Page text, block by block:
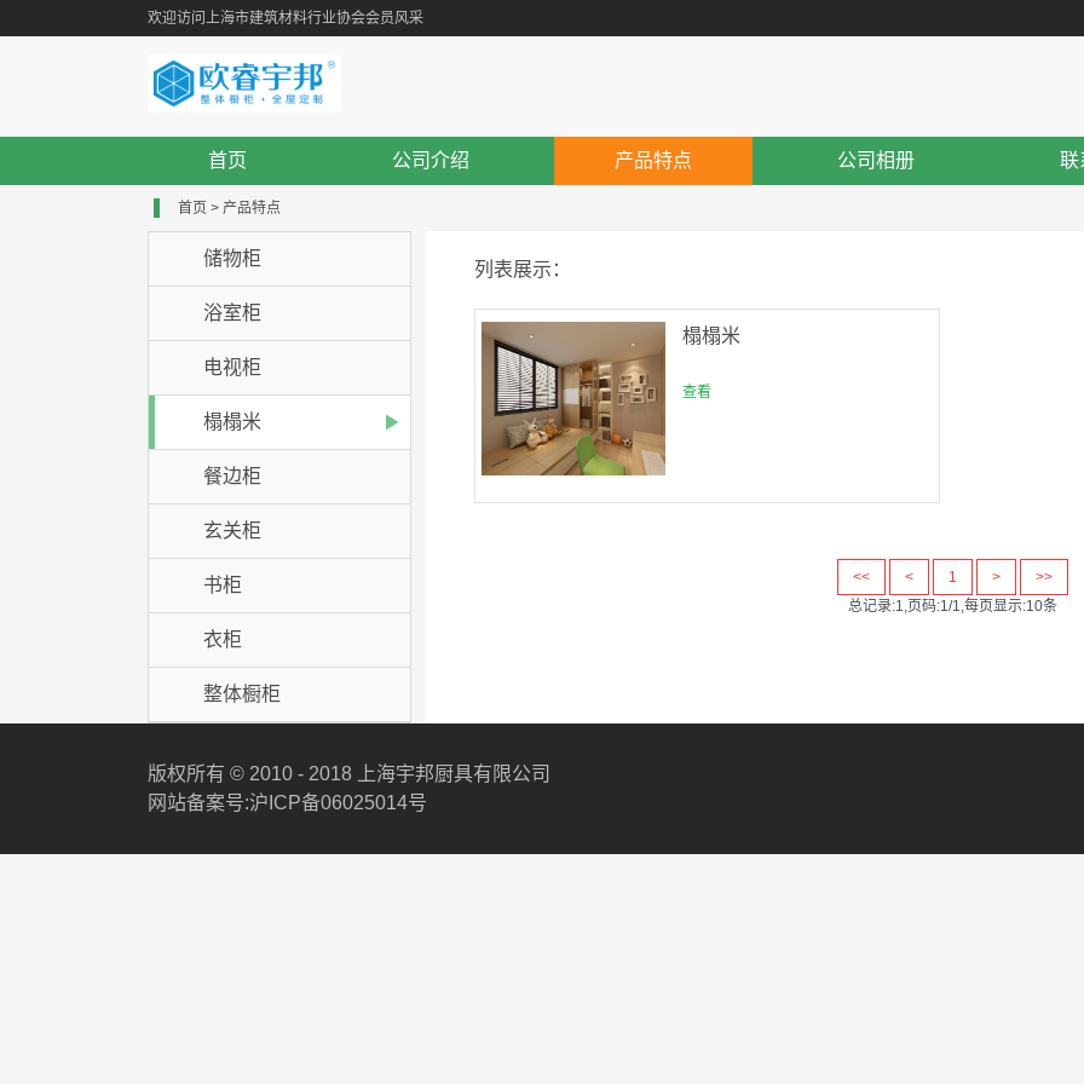
欢迎访问上海市建筑材料行业协会会员风采
首页 公司介绍 产品特点 公司相册 联
首页 > 产品特点
储物柜
浴室柜
电视柜
榻榻米
餐边柜
玄关柜
书柜
衣柜
整体橱柜
列表展示：
榻榻米
查看
<< < 1 >
>>
总记录:1,页码:1/1,每页显示:10条
版权所有 © 2010 - 2018 上海宇邦厨具有限公司
网站备案号:沪ICP备06025014号